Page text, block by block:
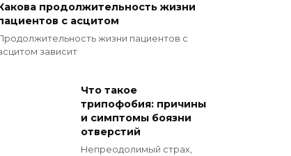
продолжительность жизни
с асцитом
жизни пациентов с
зависит
Что такое
трипофобия: причины
и симптомы боязни
отверстий
Непреодолимый страх,